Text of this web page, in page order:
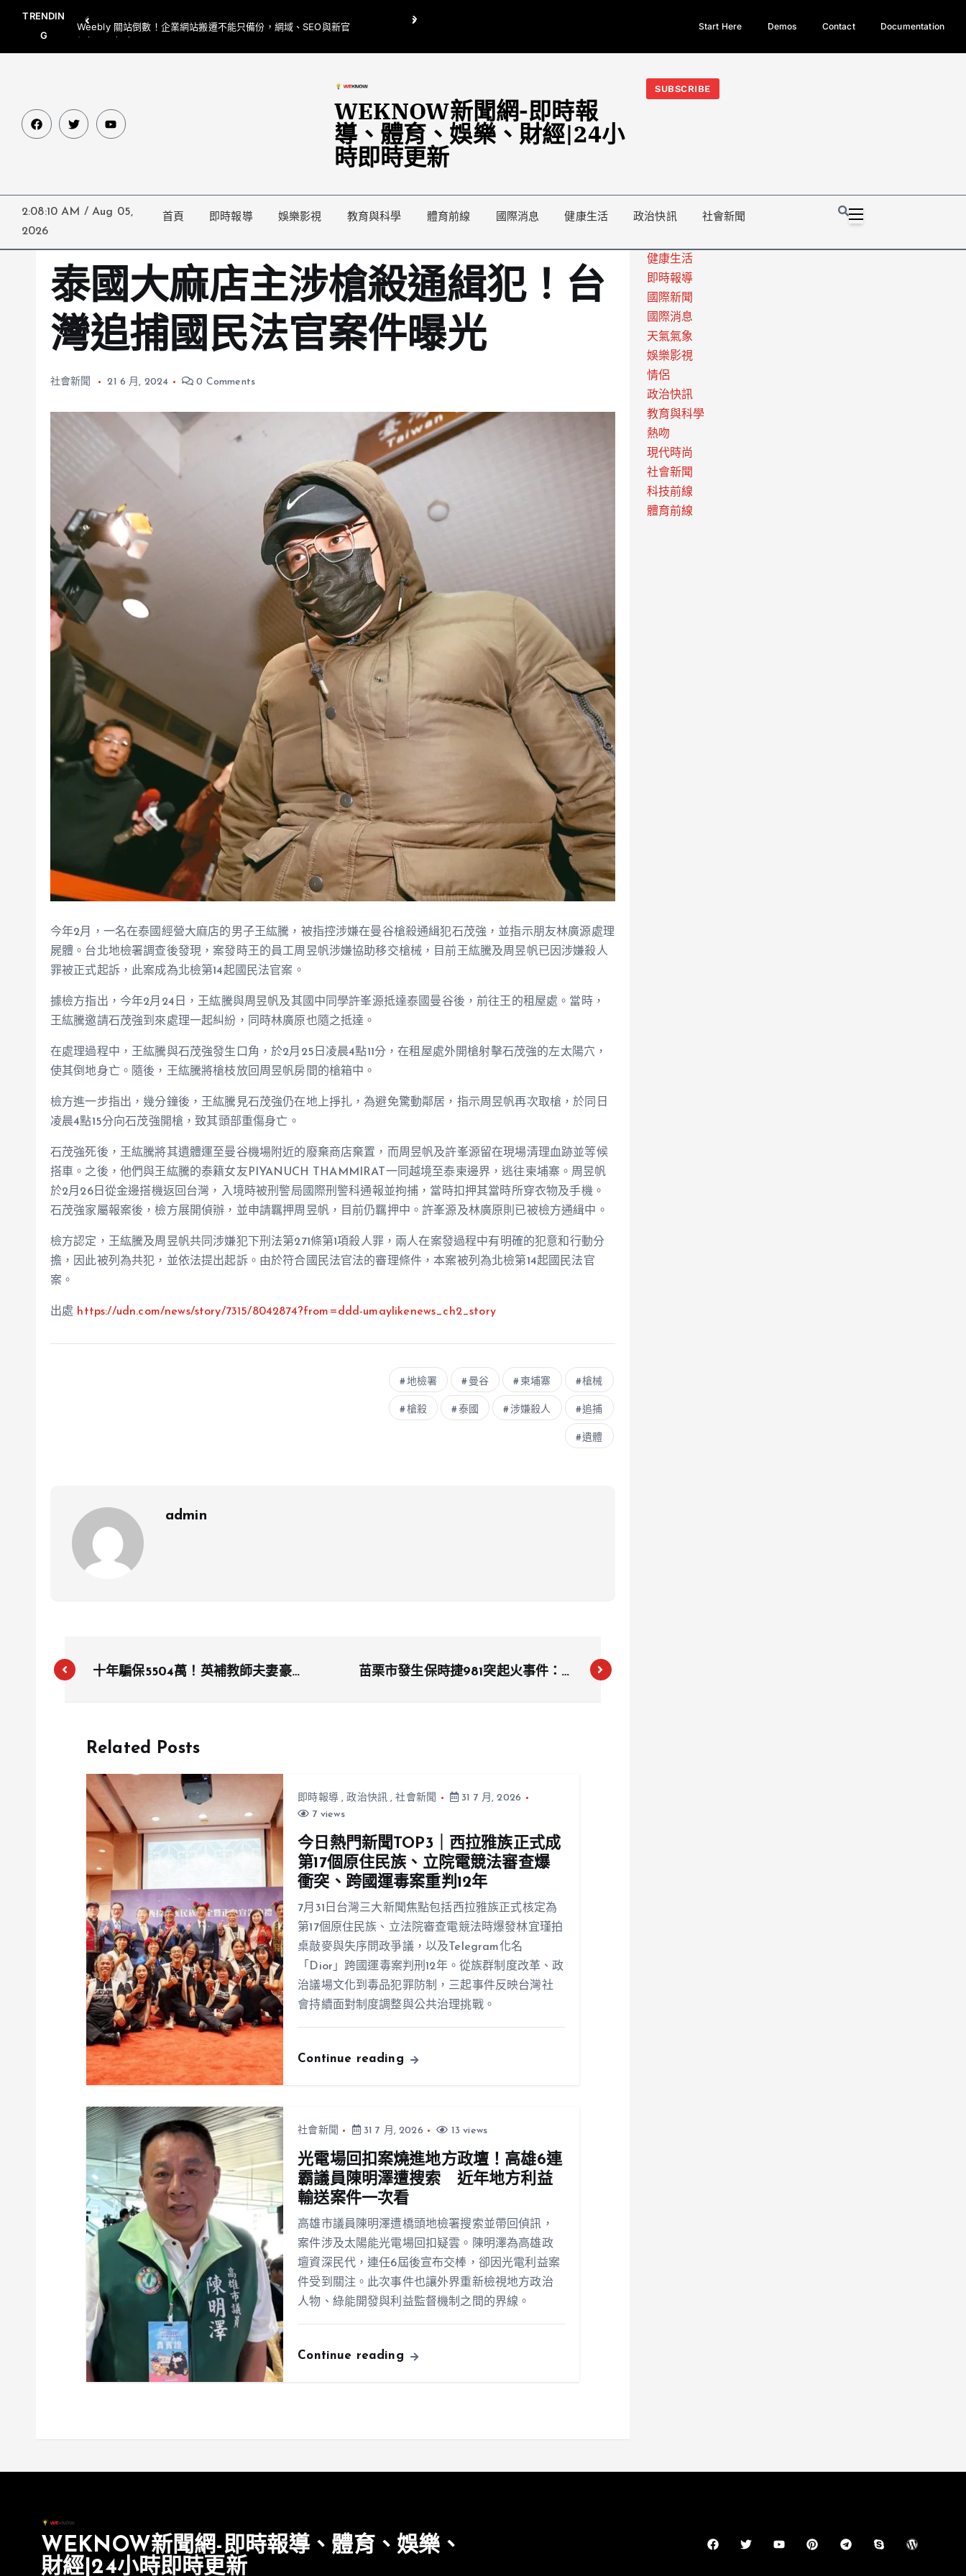
TRENDIN
G
Weebly 關站倒數！企業網站搬遷不能只備份，網域、SEO與新官
網都要一起處理
翁曉玲喊刪陸委會1295萬媒宣費惹議 梁文傑回「只能靠嘴巴」
今日熱門新聞TOP3｜西拉雅族正式成第17個原住民族、立院電競
光電場回
Start Here Demos Contact Documentation
WEKNOW新聞網-即時報
導、體育、娛樂、財經|24小
時即時更新
SUBSCRIBE
2:08:11 AM /
Aug 05,
2026
首頁 即時報導 娛樂影視 教育與科學 體育前線 國際消息 健康生活 政治快訊 社會新聞
泰國大麻店主涉槍殺通緝犯！台
灣追捕國民法官案件曝光
社會新聞 21 6 月, 2024 0 Comments
今年2月，一名在泰國經營大麻店的男子王紘騰，被指控涉嫌在曼谷槍殺通緝犯石茂強，並指示朋友林廣源處理
屍體。台北地檢署調查後發現，案發時王的員工周昱帆涉嫌協助移交槍械，目前王紘騰及周昱帆已因涉嫌殺人
罪被正式起訴，此案成為北檢第14起國民法官案。
據檢方指出，今年2月24日，王紘騰與周昱帆及其國中同學許峯源抵達泰國曼谷後，前往王的租屋處。當時，
王紘騰邀請石茂強到來處理一起糾紛，同時林廣原也隨之抵達。
在處理過程中，王紘騰與石茂強發生口角，於2月25日凌晨4點11分，在租屋處外開槍射擊石茂強的左太陽穴，
使其倒地身亡。隨後，王紘騰將槍枝放回周昱帆房間的槍箱中。
檢方進一步指出，幾分鐘後，王紘騰見石茂強仍在地上掙扎，為避免驚動鄰居，指示周昱帆再次取槍，於同日
凌晨4點15分向石茂強開槍，致其頭部重傷身亡。
石茂強死後，王紘騰將其遺體運至曼谷機場附近的廢棄商店棄置，而周昱帆及許峯源留在現場清理血跡並等候
搭車。之後，他們與王紘騰的泰籍女友PIYANUCH THAMMIRAT一同越境至泰柬邊界，逃往柬埔寨。周昱帆
於2月26日從金邊搭機返回台灣，入境時被刑警局國際刑警科通報並拘捕，當時扣押其當時所穿衣物及手機。
石茂強家屬報案後，檢方展開偵辦，並申請羈押周昱帆，目前仍羈押中。許峯源及林廣原則已被檢方通緝中。
檢方認定，王紘騰及周昱帆共同涉嫌犯下刑法第271條第1項殺人罪，兩人在案發過程中有明確的犯意和行動分
擔，因此被列為共犯，並依法提出起訴。由於符合國民法官法的審理條件，本案被列為北檢第14起國民法官
案。
出處 https://udn.com/news/story/7315/8042874?from=ddd-umaylikenews_ch2_story
地檢署 曼谷 柬埔寨 槍械
槍殺 泰國 涉嫌殺人 追捕
遺體
admin
十年騙保5504萬！英補教師夫妻豪奢
苗栗市發生保時捷981突起火事件：兩
Related Posts
即時報導,政治快訊,社會新聞
31 7 月, 2026
7 views
今日熱門新聞TOP3｜西拉雅族正式成
第17個原住民族、立院電競法審查爆
衝突、跨國運毒案重判12年
7月31日台灣三大新聞焦點包括西拉雅族正式核定為
第17個原住民族、立法院審查電競法時爆發林宜瑾拍
桌敲麥與失序問政爭議，以及Telegram化名
「Dior」跨國運毒案判刑12年。從族群制度改革、政
治議場文化到毒品犯罪防制，三起事件反映台灣社
會持續面對制度調整與公共治理挑戰。
Continue reading
社會新聞 31 7 月, 2026 13 views
光電場回扣案燒進地方政壇！高雄6連
霸議員陳明澤遭搜索 近年地方利益
輸送案件一次看
高雄市議員陳明澤遭橋頭地檢署搜索並帶回偵訊，
案件涉及太陽能光電場回扣疑雲。陳明澤為高雄政
壇資深民代，連任6屆後宣布交棒，卻因光電利益案
件受到關注。此次事件也讓外界重新檢視地方政治
人物、綠能開發與利益監督機制之間的界線。
Continue reading
健康生活
即時報導
國際新聞
國際消息
天氣氣象
娛樂影視
情侶
政治快訊
教育與科學
熱吻
現代時尚
社會新聞
科技前線
體育前線
WEKNOW新聞網-即時報導、體育、娛樂、
財經|24小時即時更新